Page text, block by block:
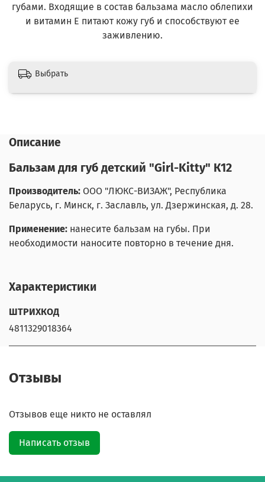
губами. Входящие в состав бальзама масло облепихи
и витамин Е питают кожу губ и способствуют ее
заживлению.
Выбрать
Описание
Бальзам для губ детский "Girl-Kitty" К12
Производитель: ООО "ЛЮКС-ВИЗАЖ", Республика
Беларусь, г. Минск, г. Заславль, ул. Дзержинская, д. 28.
Применение: нанесите бальзам на губы. При
необходимости наносите повторно в течение дня.
Характеристики
ШТРИХКОД
4811329018364
Отзывы
Отзывов еще никто не оставлял
Написать отзыв